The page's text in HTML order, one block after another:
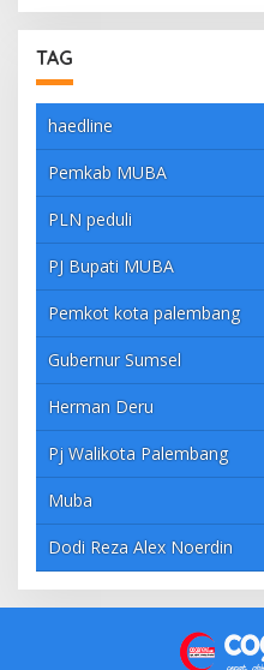
TAG
haedline
Pemkab MUBA
PLN peduli
PJ Bupati MUBA
Pemkot kota palembang
Gubernur Sumsel
Herman Deru
Pj Walikota Palembang
Muba
Dodi Reza Alex Noerdin